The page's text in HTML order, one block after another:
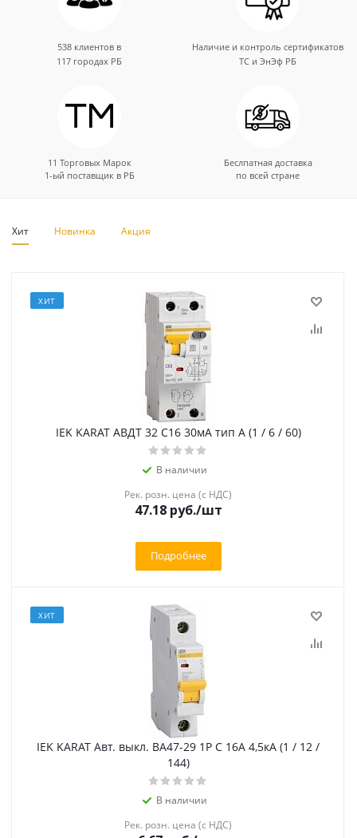
538 клиентов в
117 городах РБ
Наличие и контроль сертификатов
ТС и ЭнЭф РБ
11 Торговых Марок
1-ый поставщик в РБ
Беслпатная доставка
по всей стране
Хит Новинка Акция
ХИТ
IEK KARAT АВДТ 32 C16 30мА тип A (1 / 6 / 60)
В наличии
Рек. розн. цена (с НДС)
47.18 руб./шт
Подробнее
ХИТ
IEK KARAT Авт. выкл. ВА47-29 1P C 16А 4,5кА (1 / 12 /
144)
В наличии
Рек. розн. цена (с НДС)